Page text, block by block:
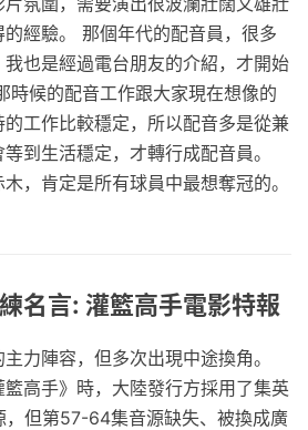
經驗。 那個年代的配音員，很多
也是經過電台朋友的介紹，才開始
時候的配音工作跟大家現在想像的
工作比較穩定，所以配音多是從兼
到生活穩定，才轉行成配音員。
，肯定是所有球員中最想奪冠的。
名言: 灌籃高手電影特報
力陣容，但多次出現中途換角。
高手》時，大陸發行方採用了集英
，但第57-64集音源缺失、被換成廣